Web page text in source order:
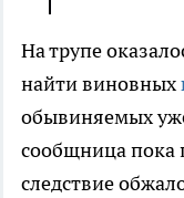
На трупе
найти виновных
обывиняемых
сообщница пока
следствие